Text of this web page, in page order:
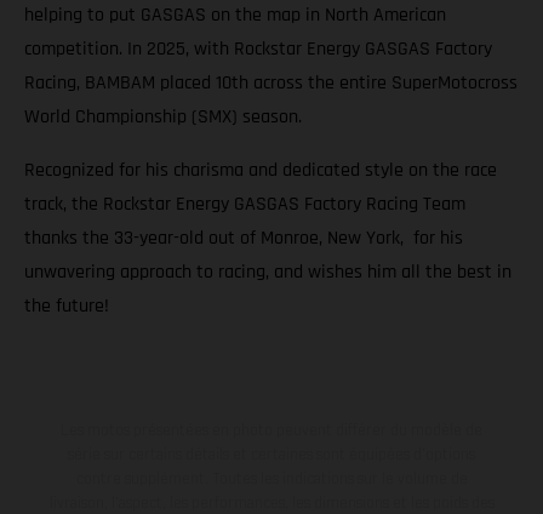
helping to put GASGAS on the map in North American
competition. In 2025, with Rockstar Energy GASGAS Factory
Racing, BAMBAM placed 10th across the entire SuperMotocross
World Championship (SMX) season.
Recognized for his charisma and dedicated style on the race
track, the Rockstar Energy GASGAS Factory Racing Team
thanks the 33-year-old out of Monroe, New York, for his
unwavering approach to racing, and wishes him all the best in
the future!